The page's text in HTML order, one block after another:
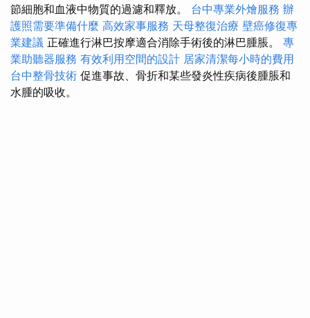
節細胞和血液中物質的過濾和釋放。 台中專業外燴服務 辦
護照需要準備什麼 高效家事服務 天母整復治療 壁癌修復專
業建議 正確進行淋巴按摩適合消除手術後的淋巴腫脹。 專
業助聽器服務 有效利用空間的設計 居家清潔每小時的費用
台中整骨技術 促進事故、骨折和某些發炎性疾病後腫脹和
水腫的吸收。